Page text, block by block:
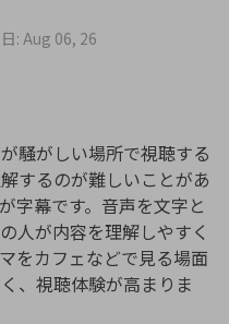
: Aug 06, 26
騒がしい場所で視聴する
するのが難しいことがあ
字幕です。音声を文字と
人が内容を理解しやすく
をカフェなどで見る場面
、視聴体験が高まりま